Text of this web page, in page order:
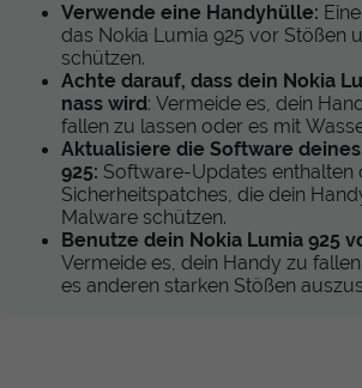
Verwende eine Handyhülle:
das Nokia Lumia 925 vor Stößen
schützen.
Achte darauf, dass dein Nokia
nass wird: Vermeide es, dein
fallen zu lassen oder es mit
Aktualisiere die Software
925: Software-Updates enthalten
Sicherheitspatches, die dein
Malware schützen.
Benutze dein Nokia Lumia 925
Vermeide es, dein Handy zu
es anderen starken Stößen